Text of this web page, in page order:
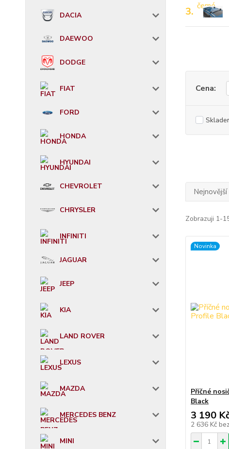
DACIA
DAEWOO
DODGE
FIAT
FORD
HONDA
HYUNDAI
CHEVROLET
CHRYSLER
INFINITI
JAGUAR
JEEP
KIA
LAND ROVER
LEXUS
MAZDA
MERCEDES BENZ
MINI
3.
Cena:
Nejnovější
Zobrazuji 1-
Novinka
Příčné
Black
3 190
2 636 Kč